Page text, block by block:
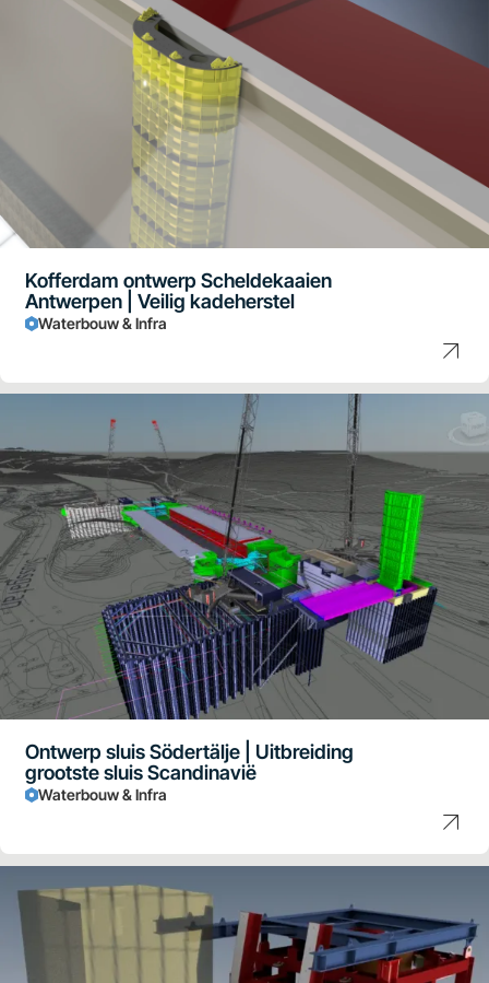
Kofferdam ontwerp Scheldekaaien
Antwerpen | Veilig kadeherstel
Waterbouw & Infra
Ontwerp sluis Södertälje | Uitbreiding
grootste sluis Scandinavië
Waterbouw & Infra